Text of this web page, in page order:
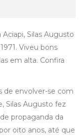
Silas Augusto
Viveu bons
em alta. Confira
de envolver-se com
Silas Augusto fez
propaganda da
oito anos, até que